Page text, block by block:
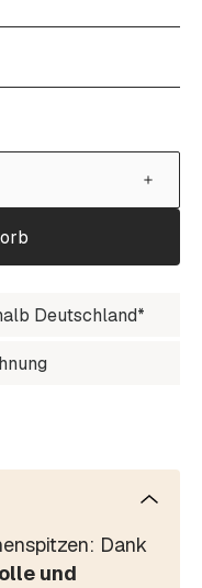
Deutschland*
Dank
und